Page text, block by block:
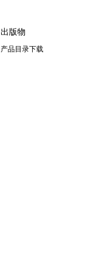
出版物
产品目录下载